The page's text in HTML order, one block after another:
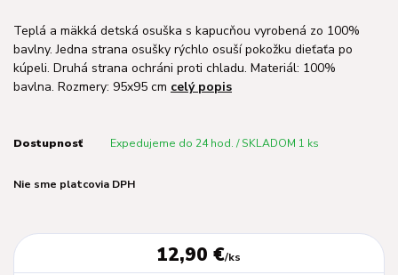
Teplá a mäkká detská osuška s kapucňou vyrobená zo 100%
bavlny. Jedna strana osušky rýchlo osuší pokožku dieťaťa po
kúpeli. Druhá strana ochráni proti chladu. Materiál: 100%
bavlna. Rozmery: 95x95 cm celý popis
Dostupnosť Expedujeme do 24 hod. / SKLADOM 1 ks
Nie sme platcovia DPH
12,90 €/ks